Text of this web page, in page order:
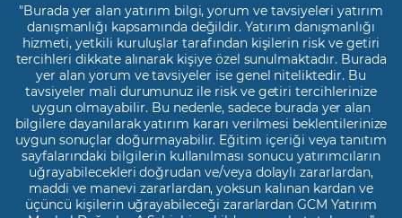
"Burada yer alan yatırım bilgi, yorum ve tavsiyeleri yatırım
danışmanlığı kapsamında değildir. Yatırım danışmanlığı
hizmeti, yetkili kuruluşlar tarafından kişilerin risk ve getiri
tercihleri dikkate alınarak kişiye özel sunulmaktadır. Burada
yer alan yorum ve tavsiyeler ise genel niteliktedir. Bu
tavsiyeler mali durumunuz ile risk ve getiri tercihlerinize
uygun olmayabilir. Bu nedenle, sadece burada yer alan
bilgilere dayanılarak yatırım kararı verilmesi beklentilerinize
uygun sonuçlar doğurmayabilir. Eğitim içeriği veya tanıtım
sayfalarındaki bilgilerin kullanılması sonucu yatırımcıların
uğrayabilecekleri doğrudan ve/veya dolaylı zararlardan,
maddi ve manevi zararlardan, yoksun kalınan kardan ve
üçüncü kişilerin uğrayabileceği zararlardan GCM Yatırım